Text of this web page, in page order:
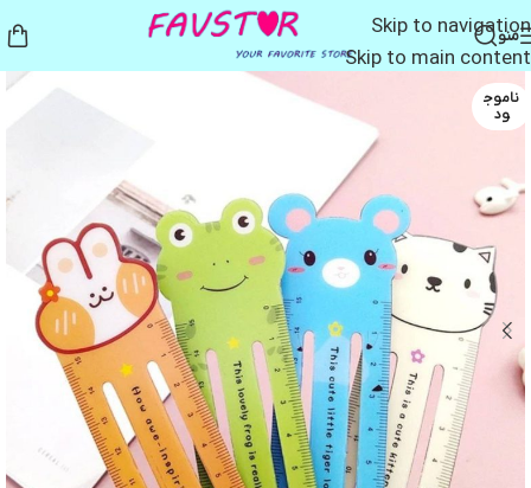
Skip to navigation
Skip to main content
منو
ناموج
ود